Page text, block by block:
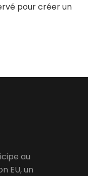
pour créer un
au
EU, un